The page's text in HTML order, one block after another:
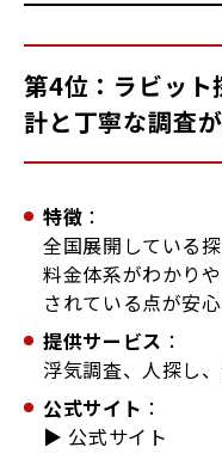
第4位：ラビット
計と丁寧な調査が
特徴 ：
全国展開している
料金体系がわかり
されている点が安心
提供サービス ：
浮気調査、人探し
公式サイト ：
▶ 公式サイト